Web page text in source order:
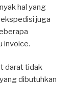
hal yang
juga
invoice.
darat tidak
dibutuhkan